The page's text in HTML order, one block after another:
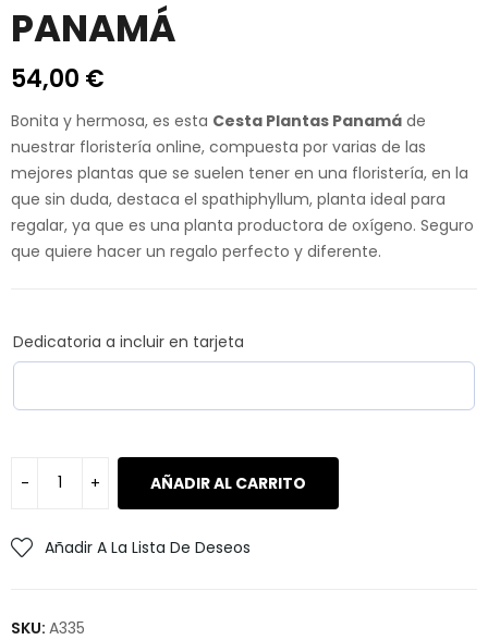
PANAMÁ
54,00 €
Bonita y hermosa, es esta Cesta Plantas Panamá de
nuestrar floristería online, compuesta por varias de las
mejores plantas que se suelen tener en una floristería, en la
que sin duda, destaca el spathiphyllum, planta ideal para
regalar, ya que es una planta productora de oxígeno. Seguro
que quiere hacer un regalo perfecto y diferente.
Dedicatoria a incluir en tarjeta
AÑADIR AL CARRITO
Añadir A La Lista De Deseos
SKU: A335